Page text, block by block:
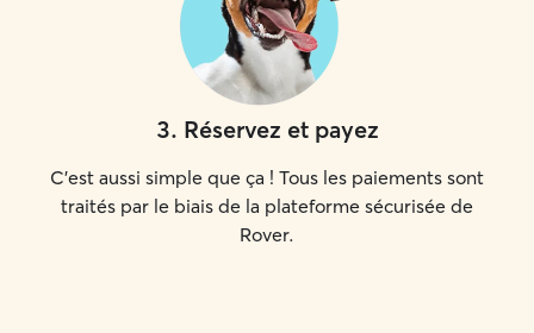
3. Réservez et payez
C'est aussi simple que ça ! Tous les paiements sont
traités par le biais de la plateforme sécurisée de
Rover.